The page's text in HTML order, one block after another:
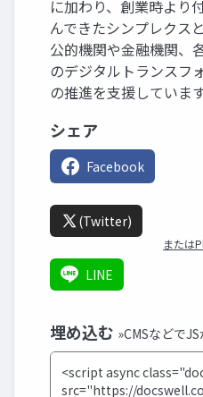
に加わり、創業時より
んできたシンプレクス
公的機関や金融機関、
のデジタルトランスフ
の推進を支援しています
シェア
Facebook
(Twitter)
または
LINE
埋め込む »CMSなどで